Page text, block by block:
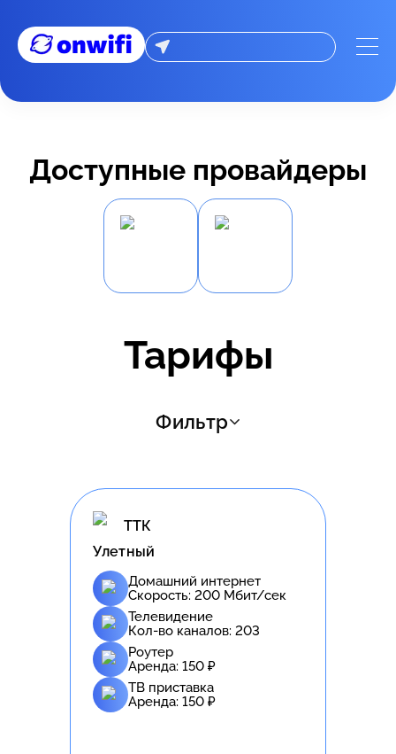
Доступные провайдеры
Тарифы
Фильтр
ТТК
Улетный
Домашний интернет
Скорость: 200 Мбит/сек
Телевидение
Кол-во каналов: 203
Роутер
Аренда: 150 ₽
ТВ приставка
Аренда: 150 ₽